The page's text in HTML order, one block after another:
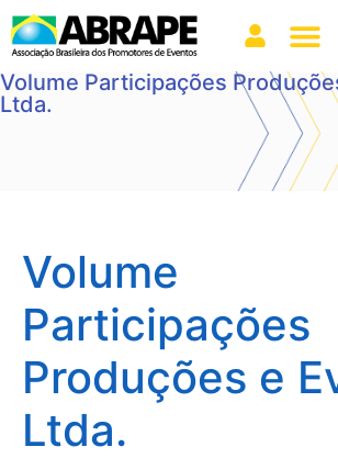
Volume Participações
Ltda.
Volume
Participações
Produções e
Ltda.